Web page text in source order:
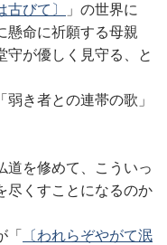
古びて〕
」の世界に
懸命に祈願する母親
守が優しく見守る、と
き者との連帯の歌」
を修めて、こういっ
尽くすことになるのか
「
〔われらぞやがて泯